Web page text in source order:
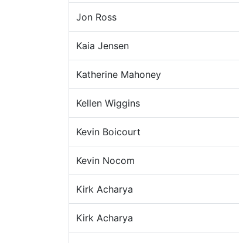
Jon Ross
Kaia Jensen
Katherine Mahoney
Kellen Wiggins
Kevin Boicourt
Kevin Nocom
Kirk Acharya
Kirk Acharya